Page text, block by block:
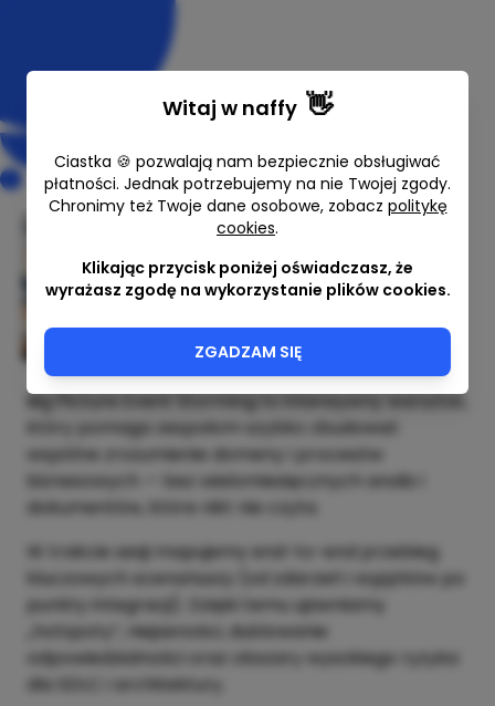
Arkadiusz Wróbel
5000,00 zł
Big Picture Event Storming to intensywny warsztat,
który pomaga zespołom szybko zbudować
wspólne zrozumienie domeny i procesów
biznesowych — bez wielomiesięcznych analiz i
dokumentów, które nikt nie czyta.
W trakcie sesji mapujemy end-to-end przebieg
kluczowych scenariuszy (od zdarzeń i wyjątków po
punkty integracji). Dzięki temu ujawniamy
„hotspoty”, niejasności, dublowanie
odpowiedzialności oraz obszary wysokiego ryzyka
dla SDLC i architektury.
Witaj w naffy 👋
Ciastka 🍪 pozwalają nam bezpiecznie obsługiwać
płatności. Jednak potrzebujemy na nie Twojej zgody.
Chronimy też Twoje dane osobowe, zobacz politykę
cookies.
Klikając przycisk poniżej oświadczasz, że
wyrażasz zgodę na wykorzystanie plików cookies.
ZGADZAM SIĘ